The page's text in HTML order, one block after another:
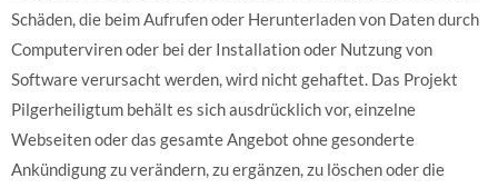
Schäden, die beim Aufrufen oder Herunterladen von Daten durch
Computerviren oder bei der Installation oder Nutzung von
Software verursacht werden, wird nicht gehaftet. Das Projekt
Pilgerheiligtum behält es sich ausdrücklich vor, einzelne
Webseiten oder das gesamte Angebot ohne gesonderte
Ankündigung zu verändern, zu ergänzen, zu löschen oder die